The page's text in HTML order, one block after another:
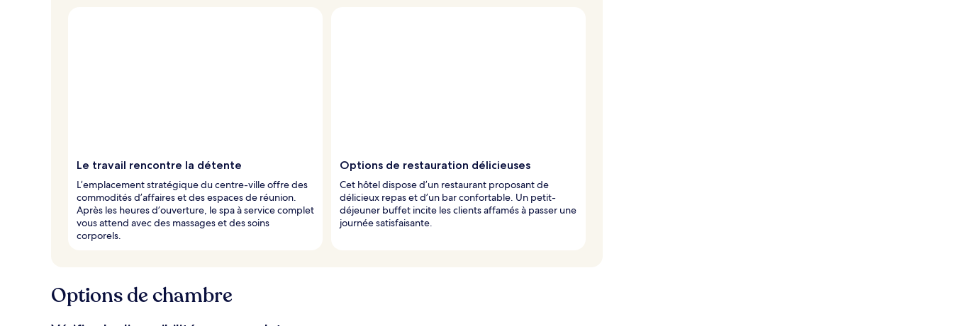
Le travail rencontre la détente
L’emplacement stratégique du centre-ville offre des
commodités d’affaires et des espaces de réunion.
Après les heures d’ouverture, le spa à service complet
vous attend avec des massages et des soins
corporels.
Options de restauration délicieuses
Cet hôtel dispose d’un restaurant proposant de
délicieux repas et d’un bar confortable. Un petit-
déjeuner buffet incite les clients affamés à passer une
journée satisfaisante.
Options de chambre